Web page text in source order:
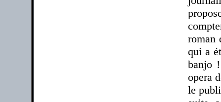
roman
qui a
banjo
opera
le